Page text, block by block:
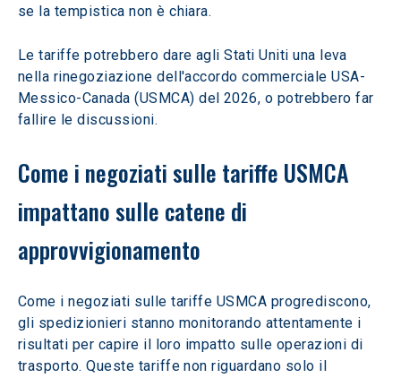
se la tempistica non è chiara.
Le tariffe potrebbero dare agli Stati Uniti una leva
nella rinegoziazione dell'accordo commerciale USA-
Messico-Canada (USMCA) del 2026, o potrebbero far
fallire le discussioni.
Come i negoziati sulle tariffe USMCA
impattano sulle catene di
approvvigionamento
Come i negoziati sulle tariffe USMCA progrediscono,
gli spedizionieri stanno monitorando attentamente i
risultati per capire il loro impatto sulle operazioni di
trasporto. Queste tariffe non riguardano solo il